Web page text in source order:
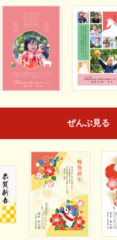
ぜんぶ見る